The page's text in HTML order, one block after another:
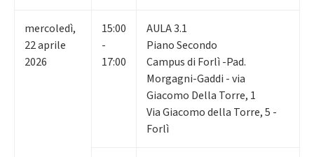
mercoledì,
22aprile
2026
15:00
-
17:00
AULA 3.1
Piano Secondo
Campus di Forlì -Pad.
Morgagni-Gaddi - via
Giacomo Della Torre, 1
Via Giacomo della Torre, 5 -
Forlì